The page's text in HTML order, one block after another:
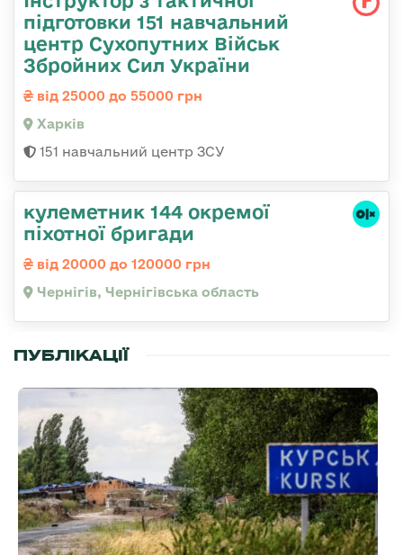
підготовки 151 навчальний
центр Сухопутних Військ
Збройних Сил України
від 25000 до 55000 грн
Харків
151 навчальний центр ЗСУ
кулеметник 144 окремої
піхотної бригади
від 20000 до 120000 грн
Чернігів, Чернігівська область
ПУБЛІКАЦІЇ